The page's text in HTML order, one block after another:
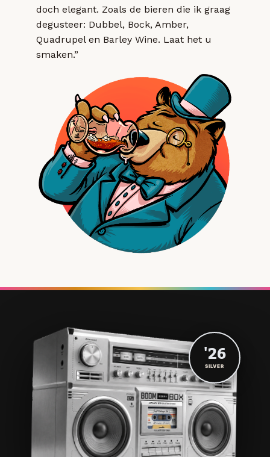
doch elegant. Zoals de bieren die ik graag
degusteer: Dubbel, Bock, Amber,
Quadrupel en Barley Wine. Laat het u
smaken.”
'26
SILVER